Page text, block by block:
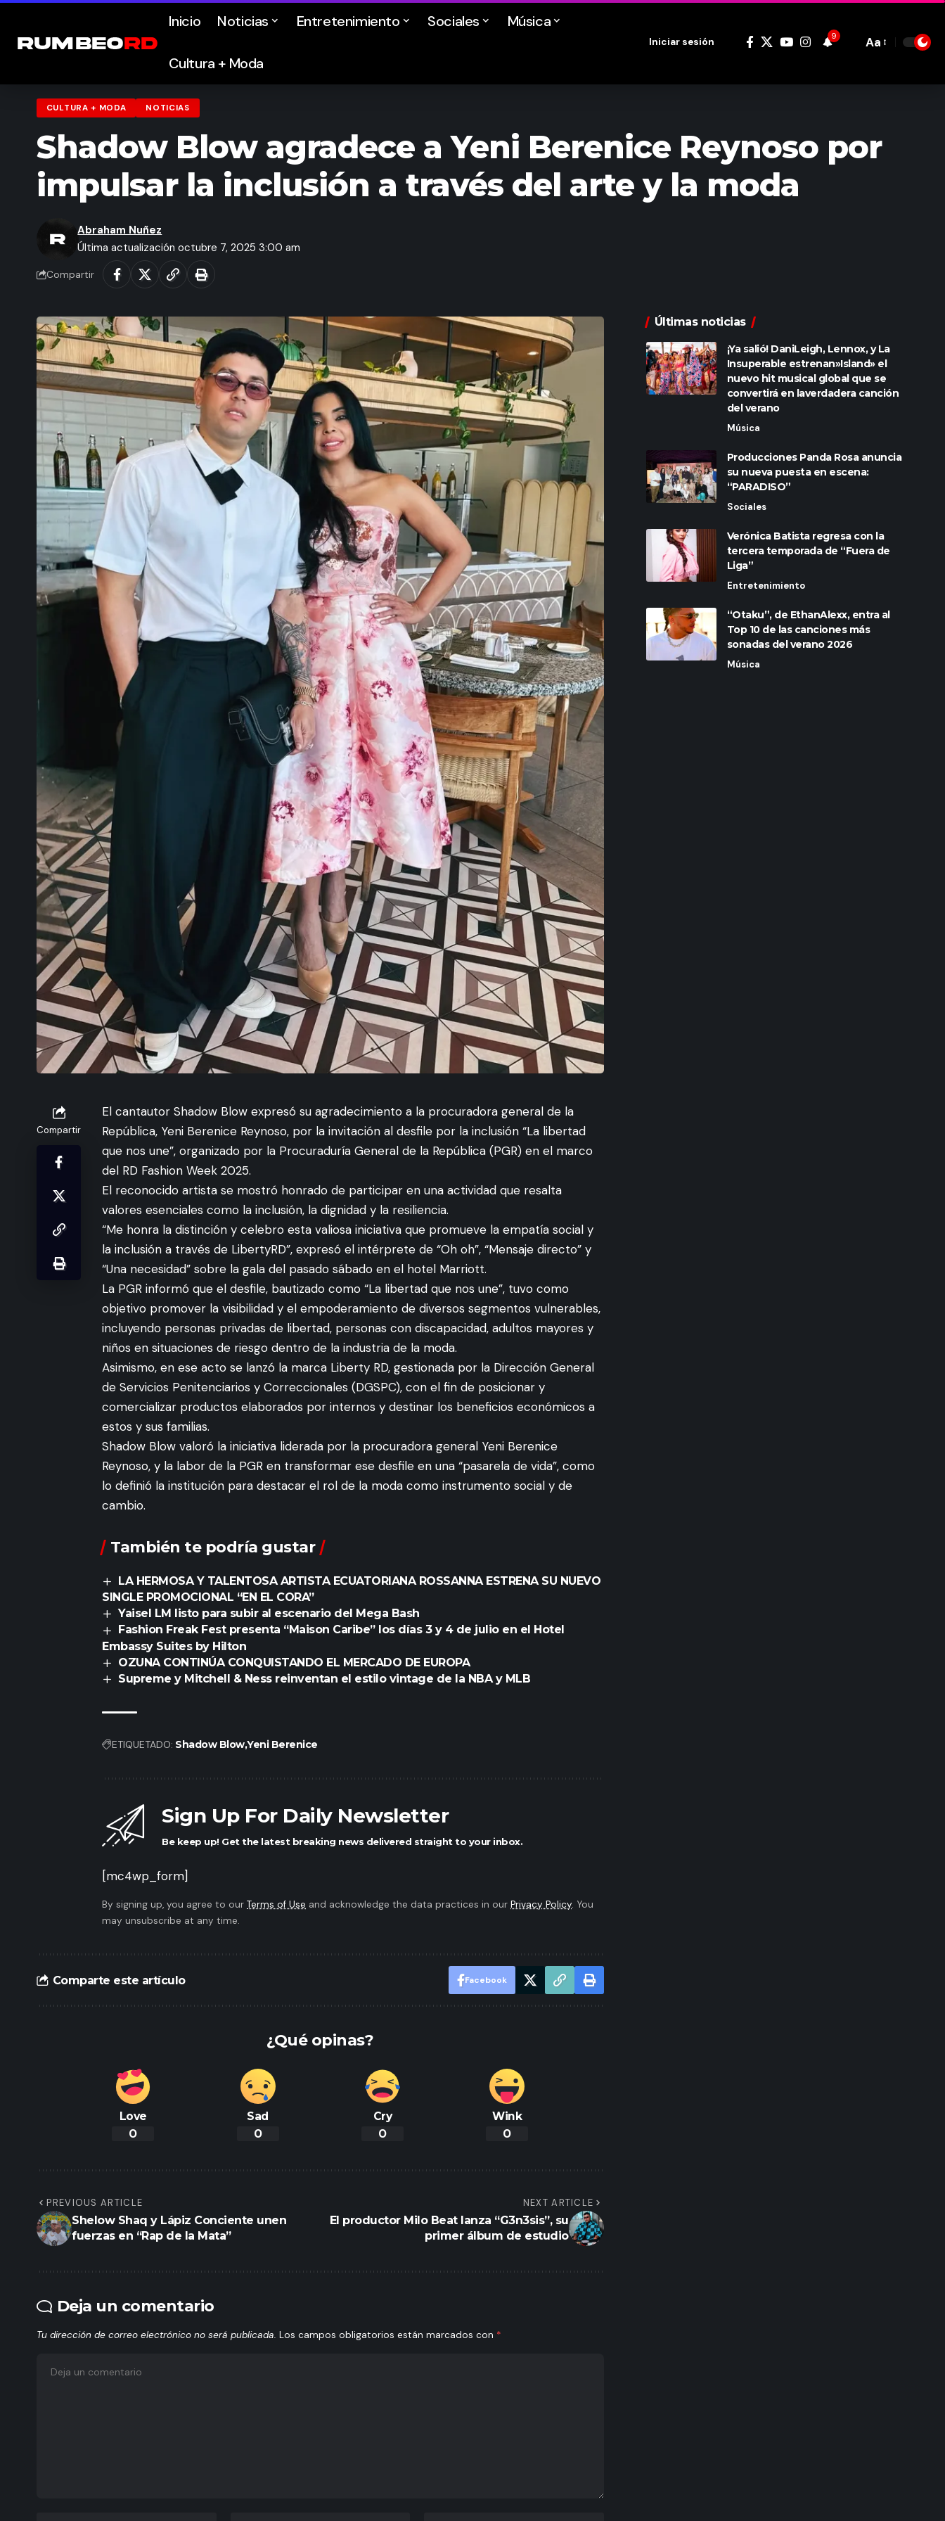
Inicio Noticias Entretenimiento Sociales Música
Cultura + Moda
Iniciar sesión 9
Font
Aa
CULTURA + MODA NOTICIAS
Shadow Blow agradece a Yeni Berenice Reynoso por
impulsar la inclusión a través del arte y la moda
Última actualización octubre 7, 2025 3:00 am
Abraham Nuñez
Compartir
Compartir
El cantautor Shadow Blow expresó su agradecimiento a la procuradora general de la
República, Yeni Berenice Reynoso, por la invitación al desfile por la inclusión “La libertad
que nos une”, organizado por la Procuraduría General de la República (PGR) en el marco
del RD Fashion Week 2025.
El reconocido artista se mostró honrado de participar en una actividad que resalta
valores esenciales como la inclusión, la dignidad y la resiliencia.
“Me honra la distinción y celebro esta valiosa iniciativa que promueve la empatía social y
la inclusión a través de LibertyRD”, expresó el intérprete de “Oh oh”, “Mensaje directo” y
“Una necesidad” sobre la gala del pasado sábado en el hotel Marriott.
La PGR informó que el desfile, bautizado como “La libertad que nos une”, tuvo como
objetivo promover la visibilidad y el empoderamiento de diversos segmentos vulnerables,
incluyendo personas privadas de libertad, personas con discapacidad, adultos mayores y
niños en situaciones de riesgo dentro de la industria de la moda.
Asimismo, en ese acto se lanzó la marca Liberty RD, gestionada por la Dirección General
de Servicios Penitenciarios y Correccionales (DGSPC), con el fin de posicionar y
comercializar productos elaborados por internos y destinar los beneficios económicos a
estos y sus familias.
Shadow Blow valoró la iniciativa liderada por la procuradora general Yeni Berenice
Reynoso, y la labor de la PGR en transformar ese desfile en una “pasarela de vida”, como
lo definió la institución para destacar el rol de la moda como instrumento social y de
cambio.
También te podría gustar
LA HERMOSA Y TALENTOSA ARTISTA ECUATORIANA ROSSANNA ESTRENA SU NUEVO
SINGLE PROMOCIONAL “EN EL CORA”
Yaisel LM listo para subir al escenario del Mega Bash
Fashion Freak Fest presenta “Maison Caribe” los días 3 y 4 de julio en el Hotel
Embassy Suites by Hilton
OZUNA CONTINÚA CONQUISTANDO EL MERCADO DE EUROPA
Supreme y Mitchell & Ness reinventan el estilo vintage de la NBA y MLB
ETIQUETADO: Shadow BlowYeni Berenice
Sign Up For Daily Newsletter
Be keep up! Get the latest breaking news delivered straight to your inbox.
[mc4wp_form]
By signing up, you agree to our Terms of Use and acknowledge the data practices in our Privacy Policy. You
may unsubscribe at any time.
Comparte este artículo Facebook
¿Qué opinas?
Love
0
Sad
0
Cry
0
Wink
0
PREVIOUS ARTICLE
Shelow Shaq y Lápiz Conciente unen
fuerzas en “Rap de la Mata”
NEXT ARTICLE
El productor Milo Beat lanza “G3n3sis”, su
primer álbum de estudio
Deja un comentario
Tu dirección de correo electrónico no será publicada. Los campos obligatorios están marcados con *
Últimas noticias
¡Ya salió! DaniLeigh, Lennox, y La
Insuperable estrenan»Island» el
nuevo hit musical global que se
convertirá en laverdadera canción
del verano
Música
Producciones Panda Rosa anuncia
su nueva puesta en escena:
“PARADISO”
Sociales
Verónica Batista regresa con la
tercera temporada de “Fuera de
Liga”
Entretenimiento
“Otaku”, de EthanAlexx, entra al
Top 10 de las canciones más
sonadas del verano 2026
Música